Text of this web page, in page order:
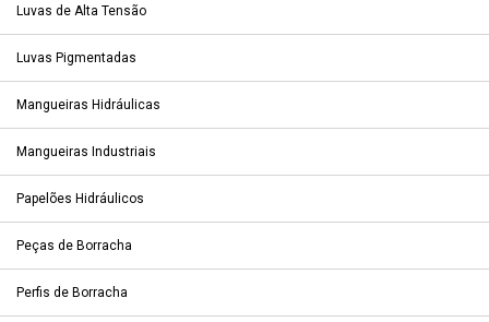
Luvas de Alta Tensão
Luvas Pigmentadas
Mangueiras Hidráulicas
Mangueiras Industriais
Papelões Hidráulicos
Peças de Borracha
Perfis de Borracha